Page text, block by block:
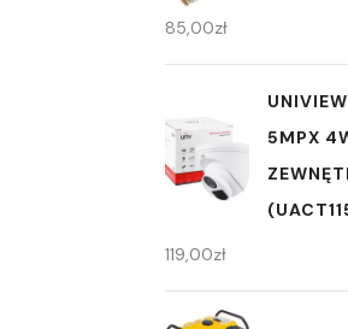
85,00zł
5MPX
119,00zł